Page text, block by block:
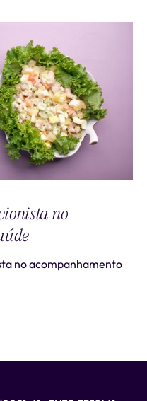
no
no acompanhamento